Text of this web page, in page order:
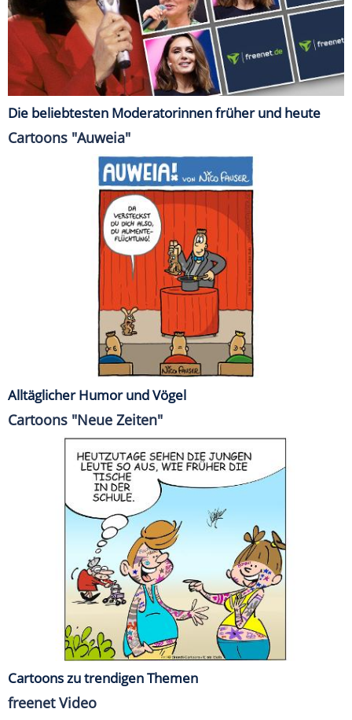
Die beliebtesten Moderatorinnen früher und heute
Cartoons "Auweia"
Alltäglicher Humor und Vögel
Cartoons "Neue Zeiten"
Cartoons zu trendigen Themen
freenet Video